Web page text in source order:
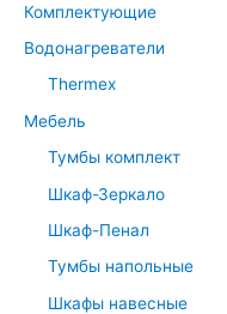
Комплектующие
Водонагреватели
Thermex
Мебель
Тумбы комплект
Шкаф-Зеркало
Шкаф-Пенал
Тумбы напольные
Шкафы навесные